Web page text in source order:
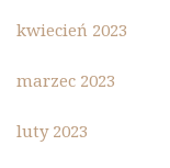
kwiecień 2023
marzec 2023
luty 2023